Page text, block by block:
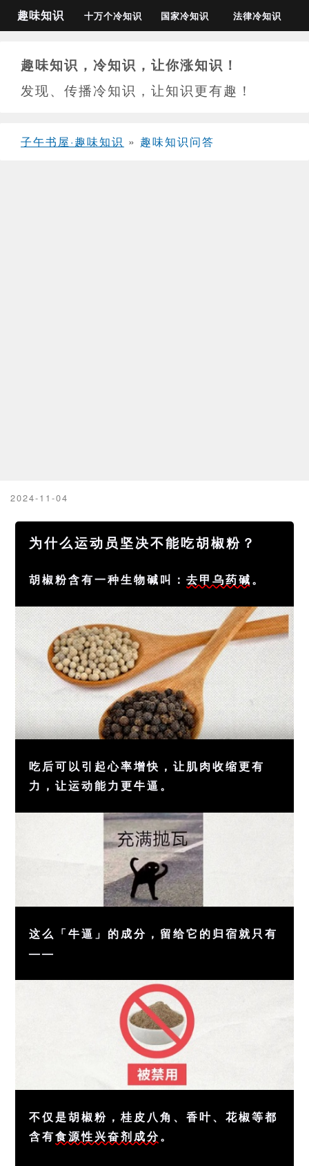
趣味知识 十万个冷知识 国家冷知识 法律冷知识
趣味知识，冷知识，让你涨知识！
发现、传播冷知识，让知识更有趣！
子午书屋·趣味知识 » 趣味知识问答
2024-11-04
为什么运动员坚决不能吃胡椒粉？
胡椒粉含有一种生物碱叫：去甲乌药碱。
吃后可以引起心率增快，让肌肉收缩更有
力，让运动能力更牛逼。
这么「牛逼」的成分，留给它的归宿就只有
——
不仅是胡椒粉，桂皮八角、香叶、花椒等都
含有食源性兴奋剂成分。